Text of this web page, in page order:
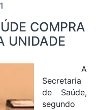
COMPRA
UNIDADE
A
Secretaria
de Saúde,
segundo